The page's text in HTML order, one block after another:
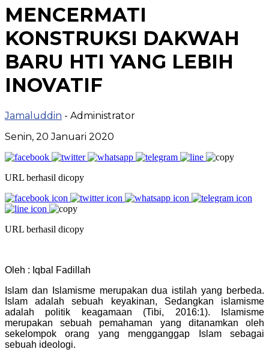
MENCERMATI
KONSTRUKSI DAKWAH
BARU HTI YANG LEBIH
INOVATIF
Jamaluddin - Administrator
Senin, 20 Januari 2020
URL berhasil dicopy
URL berhasil dicopy
Oleh : Iqbal Fadillah
Islam dan Islamisme merupakan dua istilah yang berbeda.
Islam adalah sebuah keyakinan, Sedangkan islamisme
adalah politik keagamaan (Tibi, 2016:1). Islamisme
merupakan sebuah pemahaman yang ditanamkan oleh
sekelompok orang yang mengganggap Islam sebagai
sebuah ideologi.